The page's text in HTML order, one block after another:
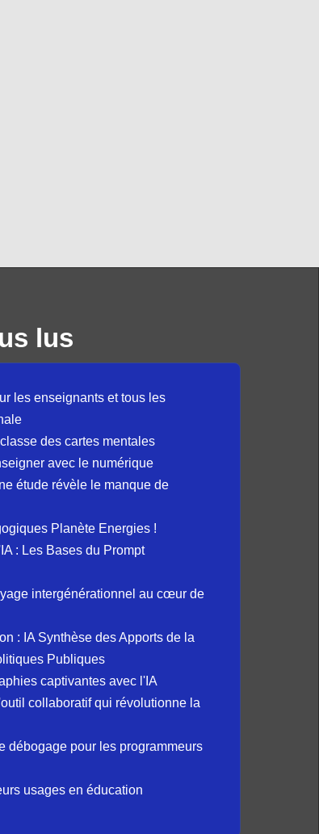
lus
les enseignants et tous les
des cartes mentales
avec le numérique
étude révèle le manque de
Planète Energies !
: Les Bases du Prompt
intergénérationnel au cœur de
: IA Synthèse des Apports de la
Publiques
captivantes avec l'IA
collaboratif qui révolutionne la
débogage pour les programmeurs
usages en éducation